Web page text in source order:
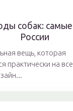
собак: самые
России
вещь, которая
практически на